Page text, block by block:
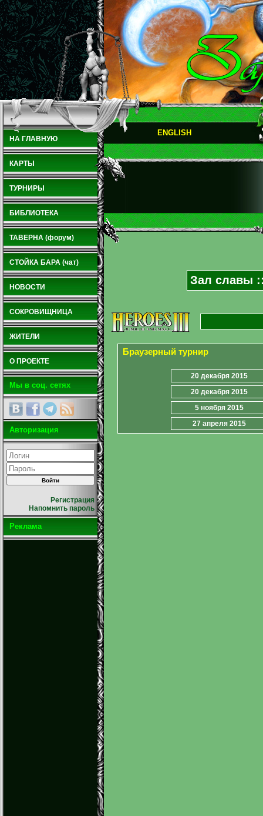
НА ГЛАВНУЮ
КАРТЫ
ТУРНИРЫ
БИБЛИОТЕКА
ТАВЕРНА (форум)
СТОЙКА БАРА (чат)
НОВОСТИ
СОКРОВИЩНИЦА
ЖИТЕЛИ
О ПРОЕКТЕ
Мы в соц. сетях
Авторизация
Регистрация
Напомнить пароль
Реклама
ENGLISH
Зал славы
Браузерный турнир
20 декабря 2015
20 декабря 2015
5 ноября 2015
27 апреля 2015